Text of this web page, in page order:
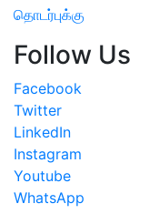
தொடர்புக்கு
Follow Us
Facebook
Twitter
LinkedIn
Instagram
Youtube
WhatsApp